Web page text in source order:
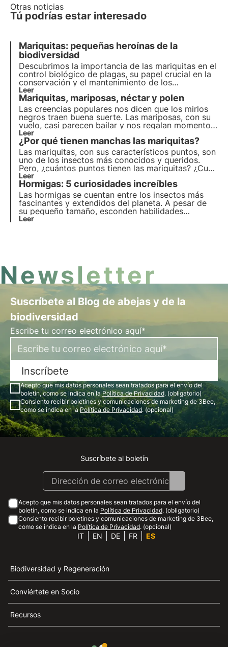
Otras noticias
Tú podrías estar interesado
Mariquitas: pequeñas heroínas de la
biodiversidad
Descubrimos la importancia de las mariquitas en el
control biológico de plagas, su papel crucial en la
conservación y el mantenimiento de los
ecosistemas naturales, y cómo estas pequeñas
pero voraces criaturas influyen positivamente en la
biodiversidad y el bienestar de las plantas.
Leer
Mariquitas, mariposas, néctar y polen
Las creencias populares nos dicen que los mirlos
negros traen buena suerte. Las mariposas, con su
vuelo, casi parecen bailar y nos regalan momentos
de despreocupación. Tenemos la suerte de
compartir algunos espacios de nuestrametrópolis
con estas pequeñas criaturas, como
conciudadanos normales.
Leer
¿Por qué tienen manchas las mariquitas?
Las mariquitas, con sus característicos puntos, son
uno de los insectos más conocidos y queridos.
Pero, ¿cuántos puntos tienen las mariquitas? ¿Cuál
es su función? ¿Y su significado? Con el apoyo de
estudios científicos, en este artículo
responderemos a las preguntas más frecuentes
sobre este tema.
Leer
Hormigas: 5 curiosidades increíbles
Las hormigas se cuentan entre los insectos más
fascinantes y extendidos del planeta. A pesar de
su pequeño tamaño, esconden habilidades
sorprendentes y un comportamiento complejo.
Leer
Newsletter
Suscríbete al Blog de abejas y de la
biodiversidad
Escribe tu correo electrónico aquí*
Inscríbete
Acepto que mis datos personales sean tratados para el envío del
boletín, como se indica en laPolítica de Privacidad. (obligatorio)
Consiento recibir boletines y comunicaciones de marketing de 3Bee,
como se indica en laPolítica de Privacidad. (opcional)
Instagram
Facebook
Linkedin
Youtube
Suscríbete al boletín
Acepto que mis datos personales sean tratados para el envío del
boletín, como se indica en la Política de Privacidad. (obligatorio)
Consiento recibir boletines y comunicaciones de marketing de 3Bee,
como se indica en la Política de Privacidad. (opcional)
IT EN DE FR ES
Biodiversidad y Regeneración
Conviértete en Socio
Recursos